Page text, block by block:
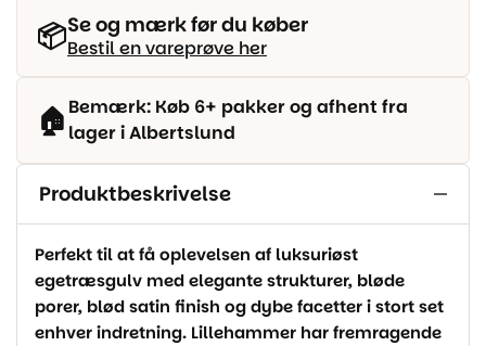
📦Se og mærk før du køber
Bestil en vareprøve her
🏠 Bemærk: Køb 6+ pakker og afhent fra
lager i Albertslund
Produktbeskrivelse
Perfekt til at få oplevelsen af luksuriøst
egetræsgulv med elegante strukturer, bløde
porer, blød satin finish og dybe facetter i stort set
enhver indretning. Lillehammer har fremragende